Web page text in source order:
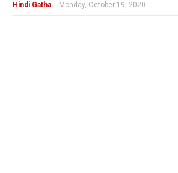
Hindi Gatha - Monday, October 19, 2020